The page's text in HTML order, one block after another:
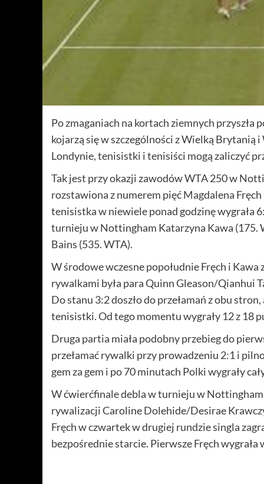
Po zmaganiach na kortach ziemnych
kojarzą się w szczególności z Wielką Brytanią
Londynie, tenisistki i tenisiści mogą zaliczyć
Tak jest przy okazji zawodów WTA 250 w
rozstawiona z numerem pięć Magdalena
tenisistka w niewiele ponad godzinę wygrała
turnieju w Nottingham Katarzyna Kawa (175.
Bains (535. WTA).
W środowe wczesne popołudnie Fręch i
rywalkami była para Quinn Gleason/Qianhui
Do stanu 3:2 doszło do przełamań z obu
tenisistki. Od tego momentu wygrały 12 z 18
Druga partia miała podobny przebieg do
przełamać rywalki przy prowadzeniu 2:1 i
gem za gem i po 70 minutach Polki wygrały
W ćwierćfinale debla w turnieju w Nottingham
rywalizacji Caroline Dolehide/Desirae
Fręch w czwartek w drugiej rundzie singla
bezpośrednie starcie. Pierwsze Fręch